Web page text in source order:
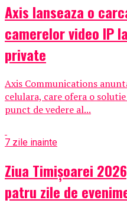
Axis lanseaza o
camerelor video IP
private
Axis Communications
celulara, care ofera o
punct de vedere al...
7 zile inainte
Ziua Timișoarei
patru zile de